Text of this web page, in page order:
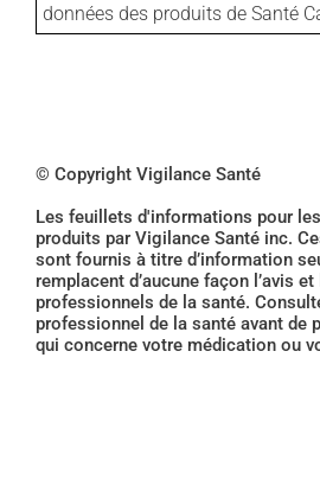
données des produits de Santé
© Copyright Vigilance Santé
Les feuillets d'informations pour
produits par Vigilance Santé inc.
sont fournis à titre d’information
remplacent d’aucune façon l’avis
professionnels de la santé.
professionnel de la santé avant de
qui concerne votre médication ou